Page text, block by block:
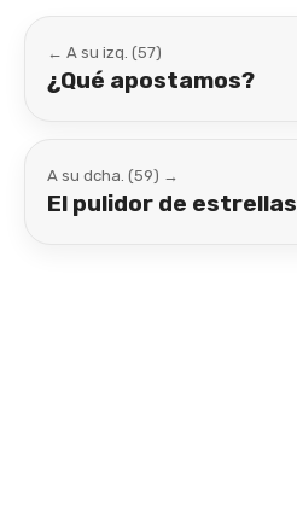
← A su izq. (57)
¿Qué apostamos?
A su dcha. (59) →
El pulidor de estrellas